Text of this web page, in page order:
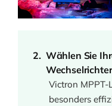
Wählen Sie
Wechselrichter
Victron MPPT-
besonders